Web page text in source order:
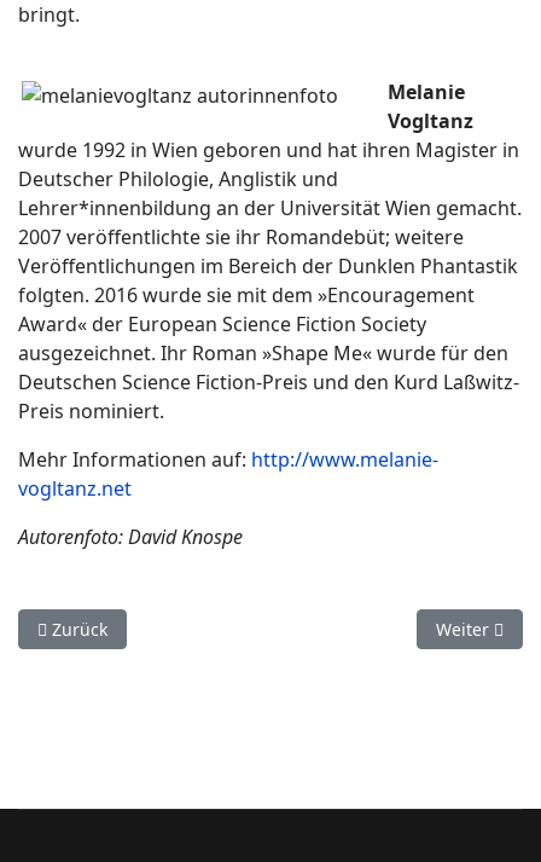
bringt.
Melanie
Vogltanz
wurde 1992 in Wien geboren und hat ihren Magister in
Deutscher Philologie, Anglistik und
Lehrer*innenbildung an der Universität Wien gemacht.
2007 veröffentlichte sie ihr Romandebüt; weitere
Veröffentlichungen im Bereich der Dunklen Phantastik
folgten. 2016 wurde sie mit dem »Encouragement
Award« der European Science Fiction Society
ausgezeichnet. Ihr Roman »Shape Me« wurde für den
Deutschen Science Fiction-Preis und den Kurd Laßwitz-
Preis nominiert.
Mehr Informationen auf: http://www.melanie-
vogltanz.net
Autorenfoto: David Knospe
Vorheriger Beitrag: Die dunkle Seite der Erde
Zurück Nächster
Weiter